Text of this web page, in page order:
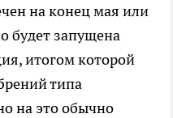
на конец мая или
будет запущена
итогом которой
типа
на это обычно